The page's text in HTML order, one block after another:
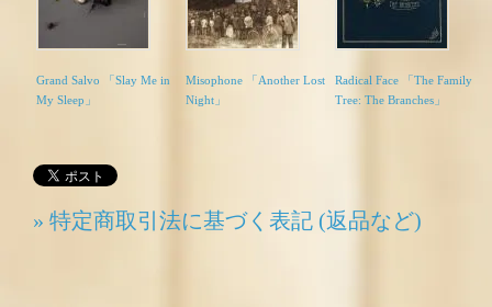
Grand Salvo 「Slay Me in
My Sleep」
Misophone 「Another Lost
Night」
Radical Face 「The Family
Tree: The Branches」
» 特定商取引法に基づく表記 (返品など)